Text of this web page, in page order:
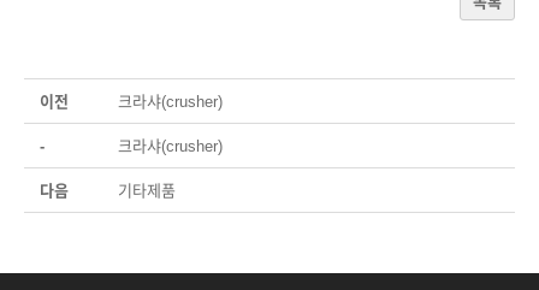
이전 크라샤(crusher)
- 크라샤(crusher)
다음 기타제품